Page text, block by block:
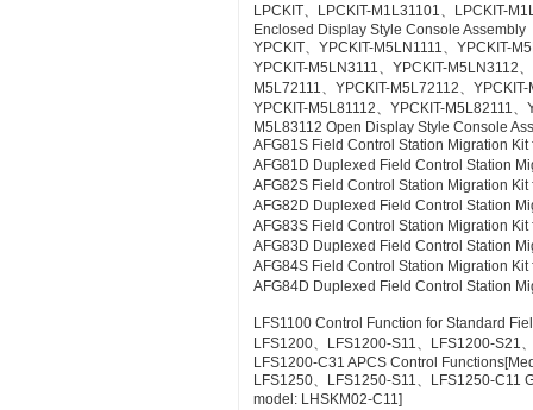
LPCKIT、LPCKIT-M1L31101、LPCKIT-
Enclosed Display Style Console Assembly
YPCKIT、YPCKIT-M5LN1111、YPCKIT-
YPCKIT-M5LN3111、YPCKIT-M5LN3112
M5L72111、YPCKIT-M5L72112、
YPCKIT-M5L81112、YPCKIT-M5L82111
M5L83112 Open Display Style Console
AFG81S Field Control Station Migration Kit
AFG81D Duplexed Field Control Station
AFG82S Field Control Station Migration Kit
AFG82D Duplexed Field Control Station
AFG83S Field Control Station Migration Kit
AFG83D Duplexed Field Control Station
AFG84S Field Control Station Migration Kit
AFG84D Duplexed Field Control Station
LFS1100 Control Function for Standard
LFS1200、LFS1200-S11、LFS1200-S21
LFS1200-C31 APCS Control
LFS1250、LFS1250-S11、LFS1250-C11
model: LHSKM02-C11]